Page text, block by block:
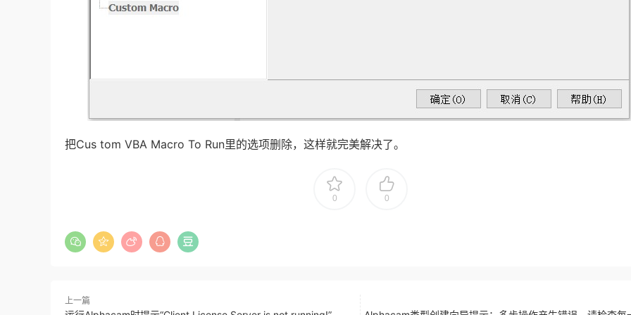
把Cus tom VBA Macro To Run里的选项删除，这样就完美解决了。
0 0
上一篇